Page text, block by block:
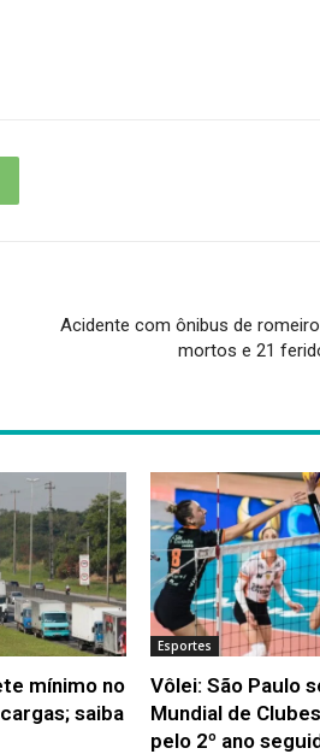
Acidente com ônibus de
mortos e 21
mínimo no
saiba
Esportes
Vôlei: São Paulo
Mundial de
pelo 2º ano